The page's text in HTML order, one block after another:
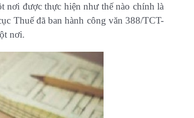
nơi được thực hiện như thế nào chính là
Thuế đã ban hành công văn 388/TCT-
nơi.